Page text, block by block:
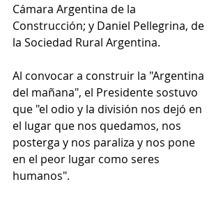
Cámara Argentina de la
Construcción; y Daniel Pellegrina, de
la Sociedad Rural Argentina.
Al convocar a construir la "Argentina
del mañana", el Presidente sostuvo
que "el odio y la división nos dejó en
el lugar que nos quedamos, nos
posterga y nos paraliza y nos pone
en el peor lugar como seres
humanos".